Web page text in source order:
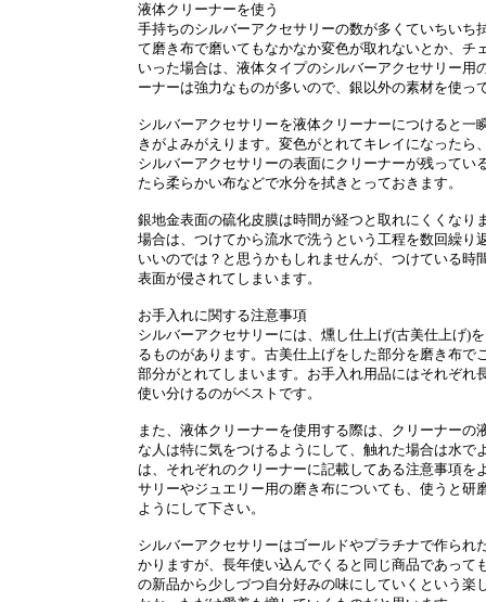
液体クリーナーを使う
手持ちのシルバーアクセサリーの数が多くていちい
て磨き布で磨いてもなかなか変色が取れないとか、
いった場合は、液体タイプのシルバーアクセサリー
ーナーは強力なものが多いので、銀以外の素材を使
シルバーアクセサリーを液体クリーナーにつけると
きがよみがえります。変色がとれてキレイになった
シルバーアクセサリーの表面にクリーナーが残って
たら柔らかい布などで水分を拭きとっておきます。
銀地金表面の硫化皮膜は時間が経つと取れにくくな
場合は、つけてから流水で洗うという工程を数回繰
いいのでは？と思うかもしれませんが、つけている
表面が侵されてしまいます。
お手入れに関する注意事項
シルバーアクセサリーには、燻し仕上げ(古美仕上げ)
るものがあります。古美仕上げをした部分を磨き布
部分がとれてしまいます。お手入れ用品にはそれぞ
使い分けるのがベストです。
また、液体クリーナーを使用する際は、クリーナー
な人は特に気をつけるようにして、触れた場合は水
は、それぞれのクリーナーに記載してある注意事項
サリーやジュエリー用の磨き布についても、使うと
ようにして下さい。
シルバーアクセサリーはゴールドやプラチナで作ら
かりますが、長年使い込んでくると同じ商品であっ
の新品から少しづつ自分好みの味にしていくという